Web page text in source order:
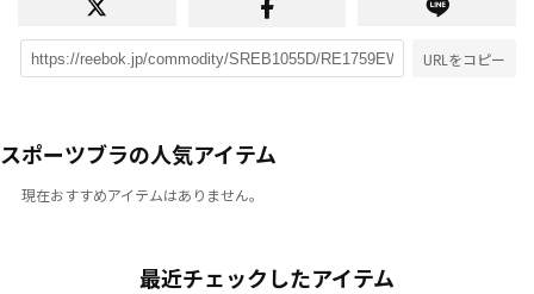
URLをコピー
スポーツブラの人気アイテム
現在おすすめアイテムはありません。
最近チェックしたアイテム